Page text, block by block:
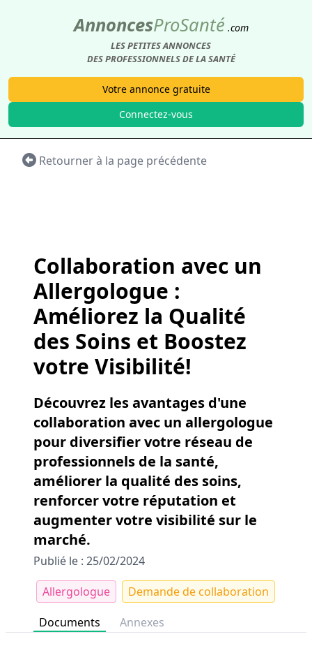
AnnoncesProSanté .com
LES PETITES ANNONCES
DES PROFESSIONNELS DE LA SANTÉ
Votre annonce gratuite
Connectez-vous
Retourner à la page précédente
Collaboration avec un
Allergologue :
Améliorez la Qualité
des Soins et Boostez
votre Visibilité!
Découvrez les avantages d'une
collaboration avec un allergologue
pour diversifier votre réseau de
professionnels de la santé,
améliorer la qualité des soins,
renforcer votre réputation et
augmenter votre visibilité sur le
marché.
Publié le : 25/02/2024
Allergologue
Demande de collaboration
Documents
Annexes